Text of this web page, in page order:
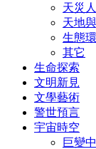
天災
天地
生態
其它
生命探索
文明新見
文學藝術
警世預言
宇宙時空
巨變